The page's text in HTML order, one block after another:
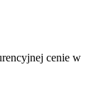
cenie w